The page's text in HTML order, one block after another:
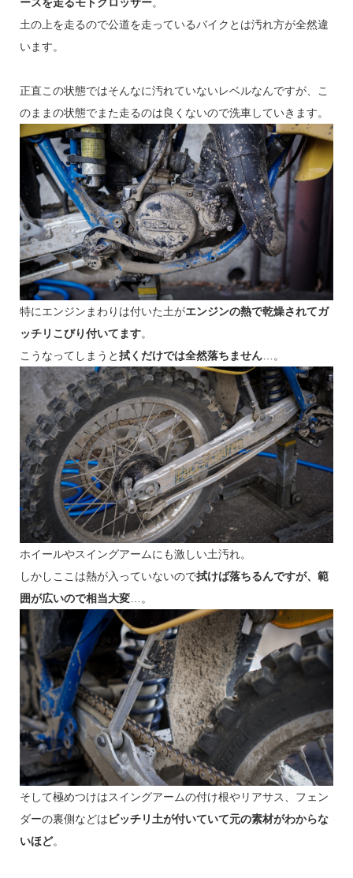
土の上を走るので公道を走っているバイクとは汚れ方が全然違
います。
正直この状態ではそんなに汚れていないレベルなんですが、こ
のままの状態でまた走るのは良くないので洗車していきます。
特にエンジンまわりは付いた土がエンジンの熱で乾燥されてガ
ッチリこびり付いてます。
こうなってしまうと拭くだけでは全然落ちません…。
ホイールやスイングアームにも激しい土汚れ。
しかしここは熱が入っていないので拭けば落ちるんですが、範
囲が広いので相当大変…。
そして極めつけはスイングアームの付け根やリアサス、フェン
ダーの裏側などはビッチリ土が付いていて元の素材がわからな
いほど。